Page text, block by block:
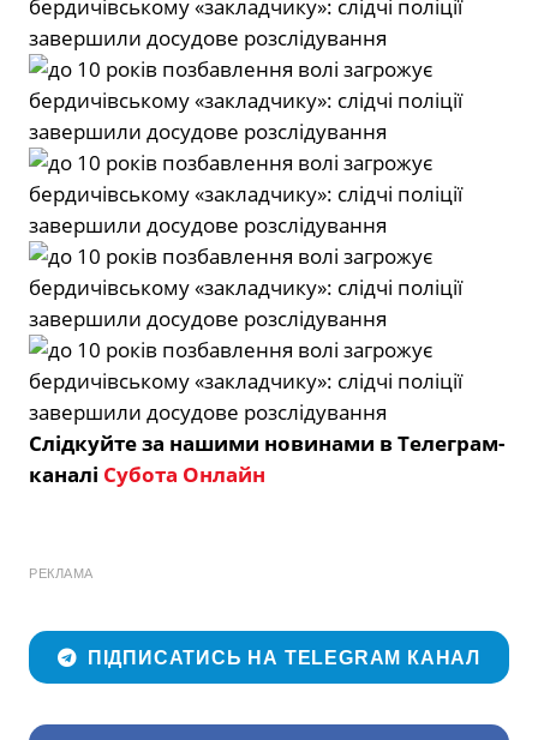
Слідкуйте за нашими новинами в Телеграм-
каналі Субота Онлайн
РЕКЛАМА
ПІДПИСАТИСЬ НА TELEGRAM КАНАЛ